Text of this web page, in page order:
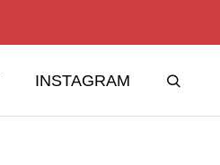
INSTAGRAM